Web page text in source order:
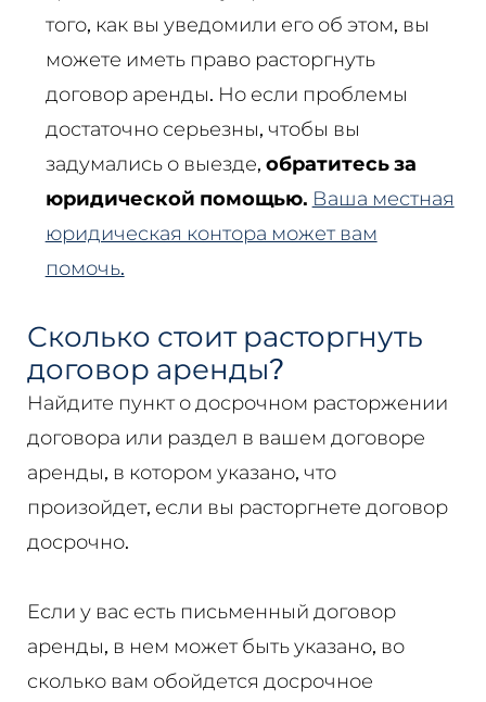
того, как вы уведомили его об этом, вы
можете иметь право расторгнуть
договор аренды. Но если проблемы
достаточно серьезны, чтобы вы
задумались о выезде, обратитесь за
юридической помощью. Ваша местная
юридическая контора может вам
помочь.
Сколько стоит расторгнуть
договор аренды?
Найдите пункт о досрочном расторжении
договора или раздел в вашем договоре
аренды, в котором указано, что
произойдет, если вы расторгнете договор
досрочно.
Если у вас есть письменный договор
аренды, в нем может быть указано, во
сколько вам обойдется досрочное